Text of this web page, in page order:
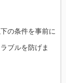
の条件を事前に
ブルを防げま